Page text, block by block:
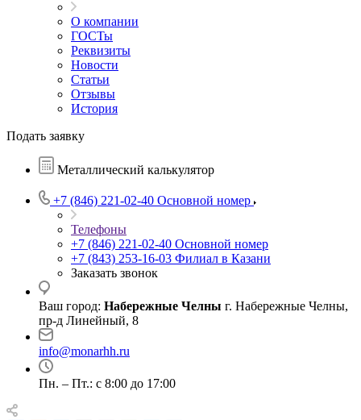
О компании
ГОСТы
Реквизиты
Новости
Статьи
Отзывы
История
Подать заявку
Металлический калькулятор
+7 (846) 221-02-40 Основной номер
Телефоны
+7 (846) 221-02-40 Основной номер
+7 (843) 253-16-03 Филиал в Казани
Заказать звонок
Ваш город: Набережные Челны г. Набережные Челны,
пр-д Линейный, 8
info@monarhh.ru
Пн. – Пт.: с 8:00 до 17:00